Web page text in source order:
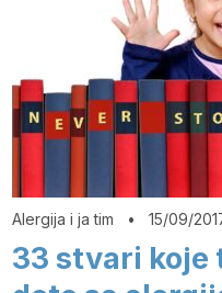
Alergija i ja tim •15/09/
33 stvari koje